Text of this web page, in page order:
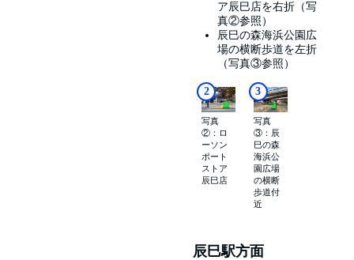
ア辰巳店を右折（写
真②参照）
辰巳の森海浜公園広
場の横断歩道を左折
（写真③参照）
2
写真
②：ロ
ーソン
ポート
ストア
辰巳店
3
写真
③：辰
巳の森
海浜公
園広場
の横断
歩道付
近
辰巳駅方面